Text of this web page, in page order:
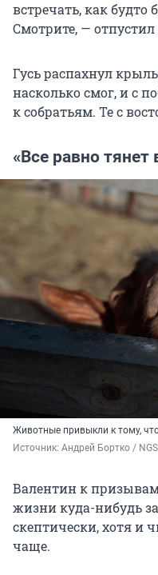
встречать, как
Смотрите, —
Гусь распахнул
насколько смог, и с
к собратьям. Те с
«Все равно тянет
Животные привыкли к тому,
Источник: Андрей Бортко /
Валентин к
жизни куда-нибудь
скептически, хотя и
чаще.